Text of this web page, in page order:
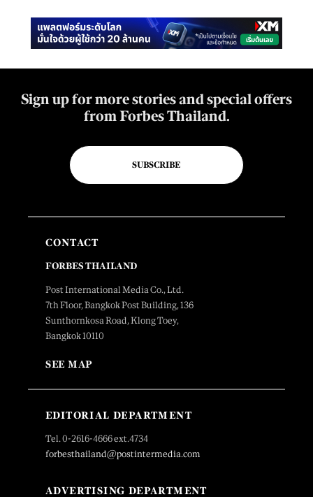
Sign up for more stories and special offers
from Forbes Thailand.
SUBSCRIBE
CONTACT
FORBES THAILAND
Post International Media Co., Ltd.
7th Floor, Bangkok Post Building, 136
Sunthornkosa Road, Klong Toey,
Bangkok 10110
SEE MAP
EDITORIAL DEPARTMENT
Tel. 0-2616-4666 ext.4734
forbesthailand@postintermedia.com
ADVERTISING DEPARTMENT